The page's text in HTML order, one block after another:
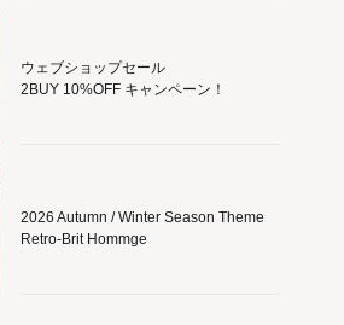
ウェブショップセール
2BUY 10%OFF キャンペーン！
2026 Autumn / Winter Season Theme
Retro-Brit Hommge